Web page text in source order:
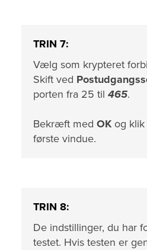
TRIN 7:
Vælg som krypteret
Skift ved
porten fra 25 til 465.
Bekræft med OK og klik
første vindue.
TRIN 8:
De indstillinger, du har
testet. Hvis testen er